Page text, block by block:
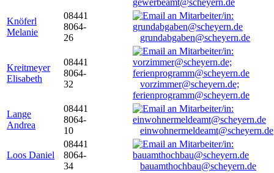
gewerbeamt@scheyern.de
Knöferl
Melanie
08441
8064-
26
grundabgaben@scheyern.de
Kreitmeyer
Elisabeth
08441
8064-
32
vorzimmer@scheyern.de;
ferienprogramm@scheyern.de
Lange
Andrea
08441
8064-
10
einwohnermeldeamt@scheyern.de
Loos Daniel
08441
8064-
34
bauamthochbau@scheyern.de